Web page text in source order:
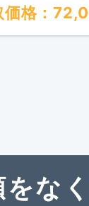
格：
な